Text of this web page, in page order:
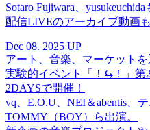
Sotaro Fujiwara、
配信LIVEのアーカイブ動画も
Dec 08. 2025 UP
アート、音楽、マーケット
実験的イベント「！⇆！」第
2DAYSで開催！
vq、E.O.U、NEI＆abentis、テ
TOMMY（BOY）ら出演。